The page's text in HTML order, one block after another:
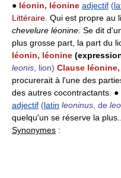
● léonin, léonine adjectif (
Littéraire. Qui est propre au
chevelure léonine. Se dit
plus grosse part, la part du
léonin, léonine
leonis , lion) Clause léonine,
procurerait à l'une des
des autres cocontractants. ●
adjectif (latin leoninus , de leo
quelqu'un se réserve la plus...
Synonymes :